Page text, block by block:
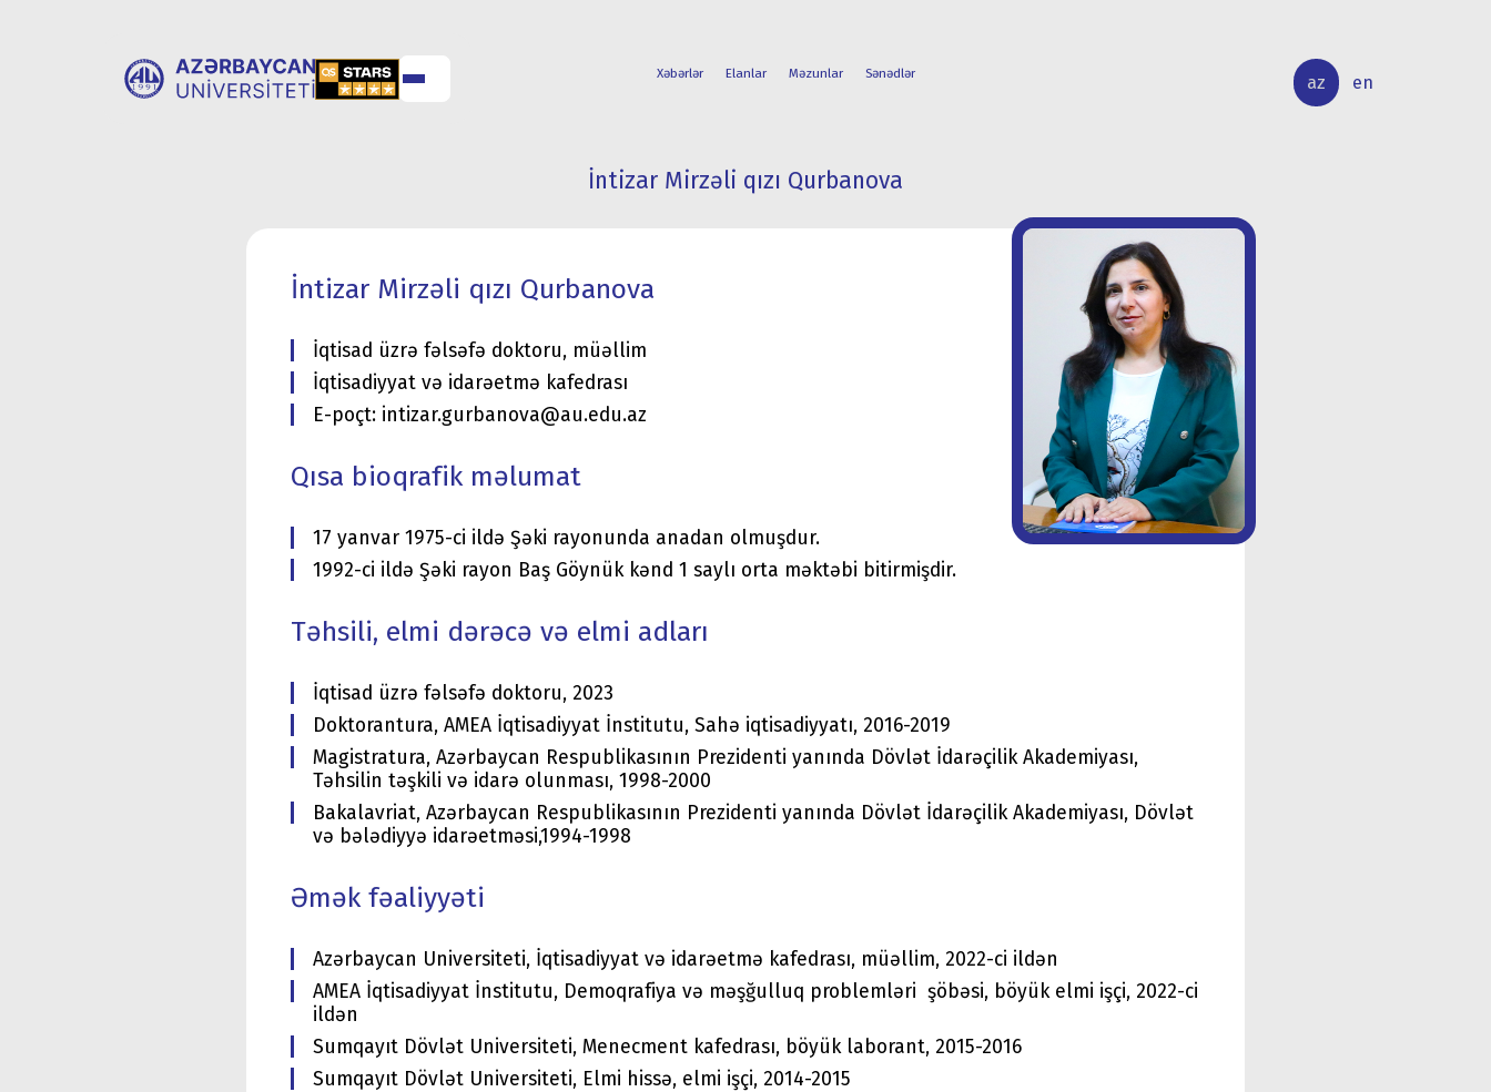
Xəbərlər Elanlar Məzunlar Sənədlər az en
ƏLAQƏLƏR
TƏDQİQAT
İntizar Mirzəli qızı Qurbanova
İntizar Mirzəli qızı Qurbanova
İqtisad üzrə fəlsəfə doktoru, müəllim
İqtisadiyyat və idarəetmə kafedrası
E-poçt: intizar.gurbanova@au.edu.az
Qısa bioqrafik məlumat
17 yanvar 1975-ci ildə Şəki rayonunda anadan olmuşdur.
1992-ci ildə Şəki rayon Baş Göynük kənd 1 saylı orta məktəbi bitirmişdir.
Təhsili, elmi dərəcə və elmi adları
İqtisad üzrə fəlsəfə doktoru, 2023
Doktorantura, AMEA İqtisadiyyat İnstitutu, Sahə iqtisadiyyatı, 2016-2019
Magistratura, Azərbaycan Respublikasının Prezidenti yanında Dövlət İdarəçilik Akademiyası,
Təhsilin təşkili və idarə olunması, 1998-2000
Bakalavriat, Azərbaycan Respublikasının Prezidenti yanında Dövlət İdarəçilik Akademiyası, Dövlət
və bələdiyyə idarəetməsi,1994-1998
Əmək fəaliyyəti
Azərbaycan Universiteti, İqtisadiyyat və idarəetmə kafedrası, müəllim, 2022-ci ildən
AMEA İqtisadiyyat İnstitutu, Demoqrafiya və məşğulluq problemləri şöbəsi, böyük elmi işçi, 2022-ci
ildən
Sumqayıt Dövlət Universiteti, Menecment kafedrası, böyük laborant, 2015-2016
Sumqayıt Dövlət Universiteti, Elmi hissə, elmi işçi, 2014-2015